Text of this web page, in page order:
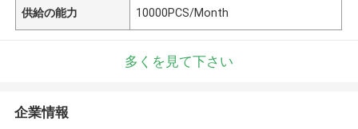
供給の能力 10000PCS/Month
多くを見て下さい
企業情報